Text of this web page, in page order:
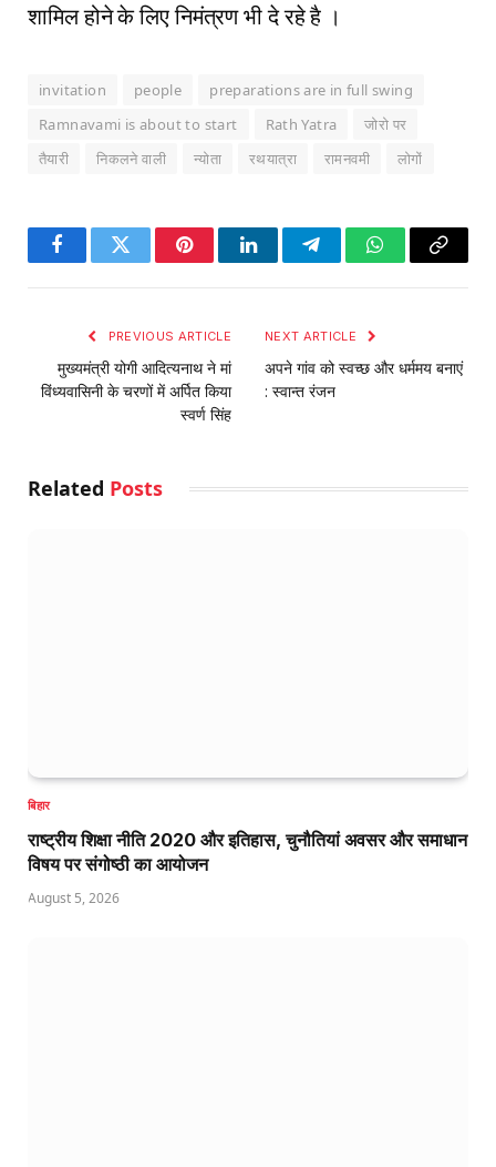
शामिल होने के लिए निमंत्रण भी दे रहे है ।
invitation people
preparations are in full swing
Ramnavami is about to start
Rath Yatra
जोरो पर
तैयारी
निकलने वाली न्योता रथयात्रा रामनवमी लोगों
FacebookTwitter PinterestLinkedInTelegramWhatsApp
Copy
PREVIOUS ARTICLE
मुख्यमंत्री योगी आदित्यनाथ ने मां
विंध्यवासिनी के चरणों में अर्पित किया
स्वर्ण सिंह
NEXT ARTICLE
अपने गांव को स्वच्छ और धर्ममय बनाएं
: स्वान्त रंजन
Related Posts
बिहार
राष्ट्रीय शिक्षा नीति 2020 और इतिहास, चुनौतियां अवसर और समाधान
विषय पर संगोष्ठी का आयोजन
August 5, 2026